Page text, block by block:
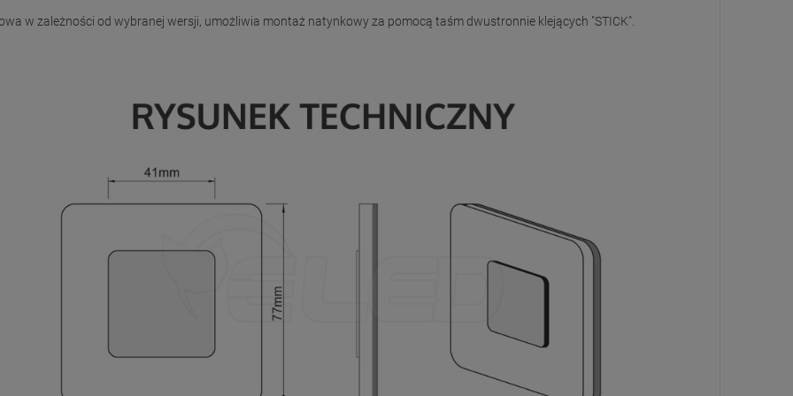
w zależności od wybranej wersji, umożliwia montaż natynkowy za pomocą taśm dwustronnie klejących "STICK".